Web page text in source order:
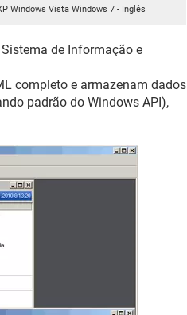
Windows Vista Windows 7 - Inglês
de Informação e
completo e armazenam dados
padrão do Windows API),